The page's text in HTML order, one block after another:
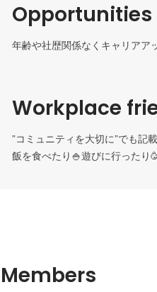
年齢や社歴関係なくキャリアア
Workplace
”コミュニティを大切に”でも記
飯を食べたり🍚遊びに行ったり
Members